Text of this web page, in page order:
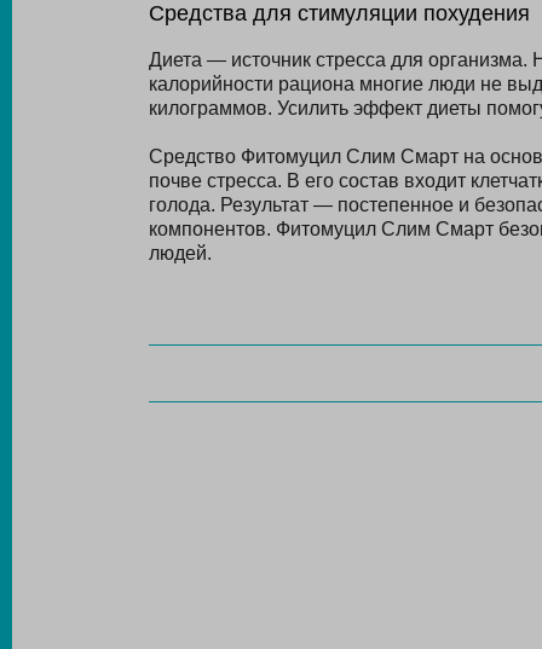
Средства для стимуляции похудения
Диета — источник стресса для организма.
калорийности рациона многие люди не
килограммов. Усилить эффект диеты
Средство Фитомуцил Слим Смарт на
почве стресса. В его состав входит
голода. Результат — постепенное и
компонентов. Фитомуцил Слим Смарт
людей.